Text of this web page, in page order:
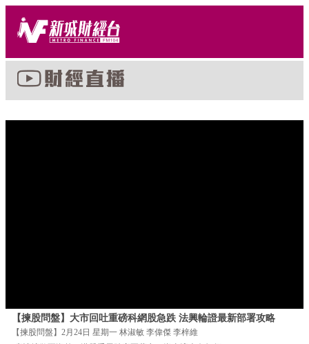
【揀股問盤】大市回吐重磅科網股急跌 法興輪證最新部署攻略
【揀股問盤】2月24日 星期一 林淑敏 李偉傑 李梓維